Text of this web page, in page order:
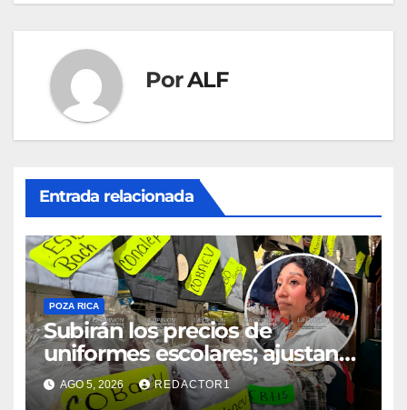
PorALF
Entrada relacionada
POZA RICA
Subirán los precios de
uniformes escolares; ajustan
promociones
AGO 5, 2026 REDACTOR1